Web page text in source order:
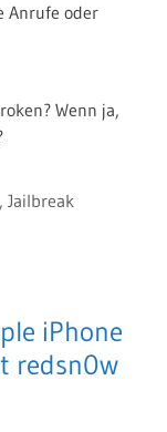
Anrufe oder
Wenn ja,
, Jailbreak
iPhone
redsn0w